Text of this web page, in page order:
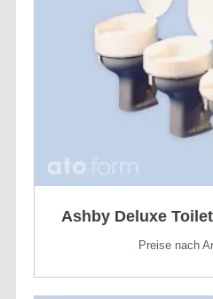
Ashby Deluxe
Preise nach